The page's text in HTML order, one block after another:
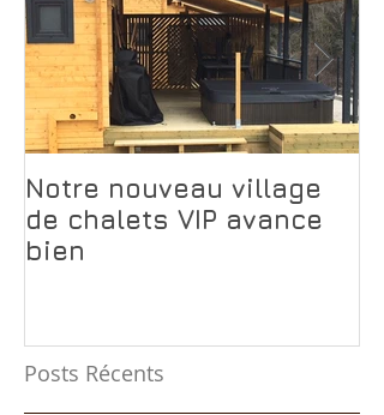
Notre nouveau village
de chalets VIP avance
bien
Posts Récents